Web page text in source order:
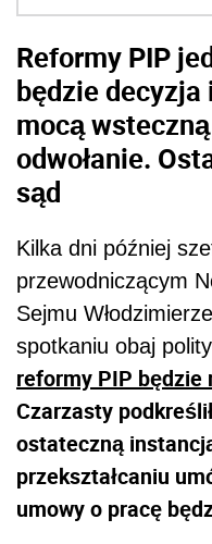
Reformy PIP
będzie
mocą
odwołanie.
sąd
Kilka dni później
przewodniczącym
Sejmu
spotkaniu obaj
reformy PIP będzie
Czarzasty
ostateczną
przekształcaniu
umowy o pracę